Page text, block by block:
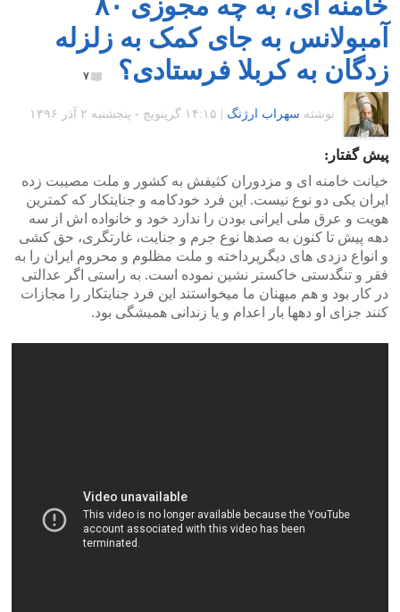
آمبولانس به جای کمک به زلزله
زدگان به کربلا فرستادی؟
۷
نوشته سهراب ارژنگ ۱۴:۱۵ گرينويچ - پنجشنبه ۲ آذر ۱۳۹۶
پیش گفتار:
خیانت خامنه ای و مزدوران کثیفش به کشور و ملت مصیبت زده
ایران یکی دو نوع نیست. این فرد خودکامه و جنایتکار که کمترین
هویت و عرق ملی ایرانی بودن را ندارد خود و خانواده اش از سه
دهه پیش تا کنون به صدها نوع جرم و جنایت، غارتگری، حق کشی
و انواع دزدی های دیگرپرداخته و ملت مظلوم و محروم ایران را به
فقر و تنگدستی خاکستر نشین نموده است. به راستی اگر عدالتی
در کار بود و هم میهنان ما میخواستند این فرد جنایتکار را مجازات
کنند جزای او دهها بار اعدام و یا زندانی همیشگی بود.